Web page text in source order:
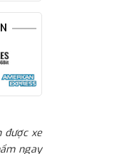
được xe
ngay